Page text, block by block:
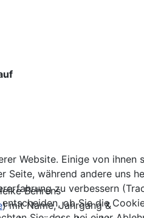
Behrens
) mit Name, Jahrgang &
Website. Einige von ihnen
Seite, während andere uns
zu verbessern
ob Sie die